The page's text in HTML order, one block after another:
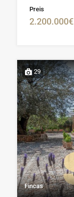
Preis
2.200.000€
29
Fincas